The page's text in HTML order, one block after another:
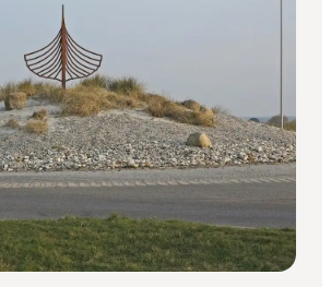
oplevelser